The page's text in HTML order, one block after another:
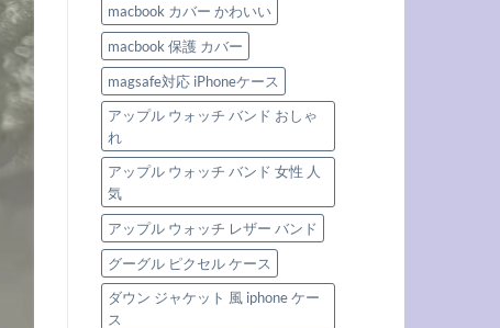
macbook カバー かわいい
macbook 保護 カバー
magsafe対応 iPhoneケース
アップル ウォッチ バンド おしゃ
れ
アップル ウォッチ バンド 女性 人
気
アップル ウォッチ レザー バンド
グーグル ピクセル ケース
ダウン ジャケット 風 iphone ケー
ス